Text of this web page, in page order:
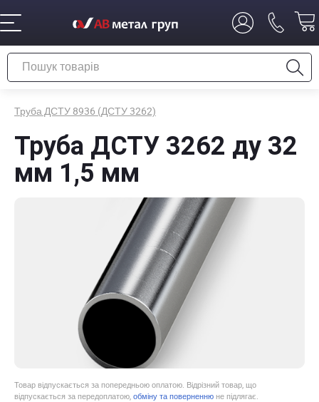
Труба ДСТУ 8936 (ДСТУ 3262)
Труба ДСТУ 3262 ду 32
мм 1,5 мм
Товар відпускається за попередньою оплатою. Відрізний товар, що
відпускається за передоплатою, обміну та поверненню не підлягає.